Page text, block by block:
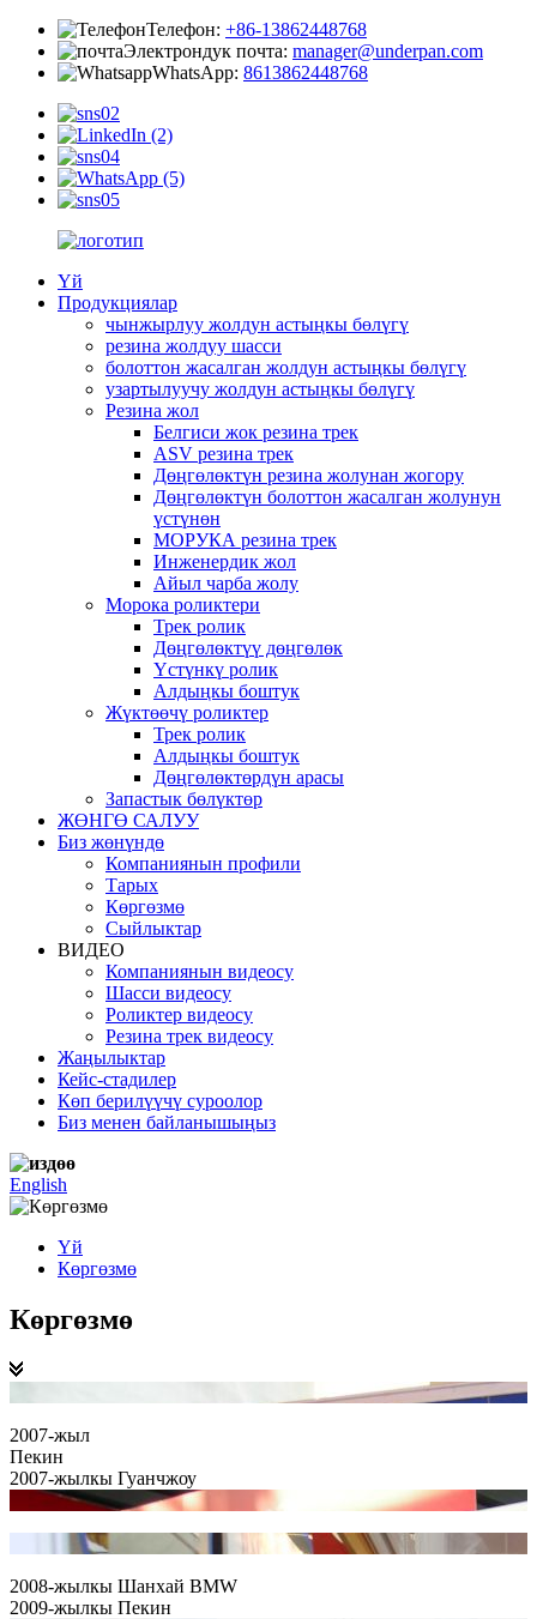
Телефон: +86-13862448768
Электрондук почта: manager@underpan.com
WhatsApp: 8613862448768
Үй
Продукциялар
чынжырлуу жолдун астыңкы бөлүгү
резина жолдуу шасси
болоттон жасалган жолдун астыңкы бөлүгү
узартылуучу жолдун астыңкы бөлүгү
Резина жол
Белгиси жок резина трек
ASV резина трек
Дөңгөлөктүн резина жолунан жогору
Дөңгөлөктүн болоттон жасалган жолунун
үстүнөн
МОРУКА резина трек
Инженердик жол
Айыл чарба жолу
Морока роликтери
Трек ролик
Дөңгөлөктүү дөңгөлөк
Үстүнкү ролик
Алдыңкы боштук
Жүктөөчү роликтер
Трек ролик
Алдыңкы боштук
Дөңгөлөктөрдүн арасы
Запастык бөлүктөр
ЖӨНГӨ САЛУУ
Биз жөнүндө
Компаниянын профили
Тарых
Көргөзмө
Сыйлыктар
ВИДЕО
Компаниянын видеосу
Шасси видеосу
Роликтер видеосу
Резина трек видеосу
Жаңылыктар
Кейс-стадилер
Көп берилүүчү суроолор
Биз менен байланышыңыз
English
Үй
Көргөзмө
Көргөзмө
2007-жыл
Пекин
2007-жылкы Гуанчжоу
2008-жылкы Шанхай BMW
2009-жылкы Пекин